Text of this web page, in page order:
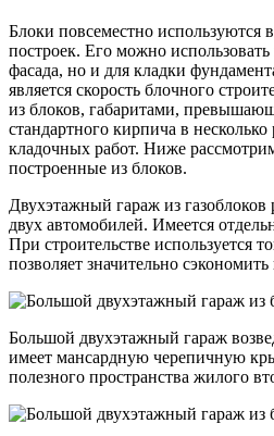
Блоки повсеместно используются
построек. Его можно использовать
фасада, но и для кладки
является скорость блочного
из блоков, габаритами,
стандартного кирпича в
кладочных работ. Ниже
построенные из блоков.
Двухэтажный гараж из газоблоков
двух автомобилей. Имеется
При строительстве используется
позволяет значительно
Большой двухэтажный гараж
имеет мансардную черепичную
полезного пространства жилого